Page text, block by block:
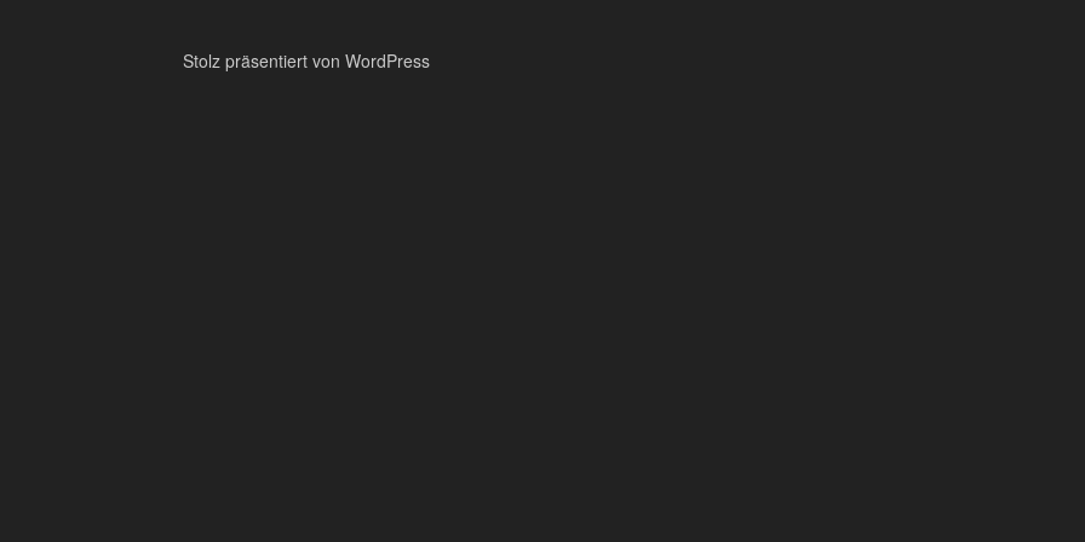
Stolz präsentiert von WordPress